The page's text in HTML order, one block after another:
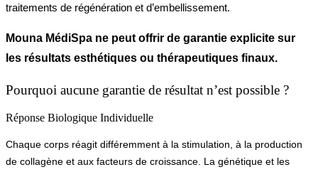
traitements de régénération et d’embellissement.
Mouna MédiSpa ne peut offrir de garantie explicite sur
les résultats esthétiques ou thérapeutiques finaux.
Pourquoi aucune garantie de résultat n’est possible ?
Réponse Biologique Individuelle
Chaque corps réagit différemment à la stimulation, à la production
de collagène et aux facteurs de croissance. La génétique et les